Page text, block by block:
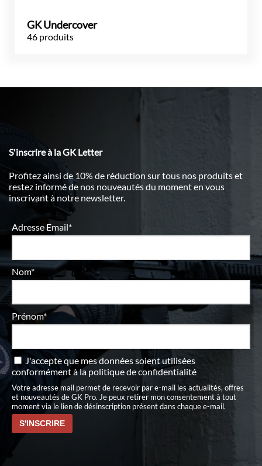
GK Undercover
46 produits
S'inscrire à la GK Letter
Profitez ainsi de 10% de réduction sur tous nos produits et
restez informé de nos nouveautés du moment en vous
inscrivant à notre newsletter.
Adresse Email*
Nom*
Prénom*
J'accepte que mes données soient utilisées
conformément àla politique de confidentialité
Votre adresse mail permet de recevoir par e-mail les actualités, offres
et nouveautés de GK Pro. Je peux retirer mon consentement à tout
moment via le lien de désinscription présent dans chaque e-mail.